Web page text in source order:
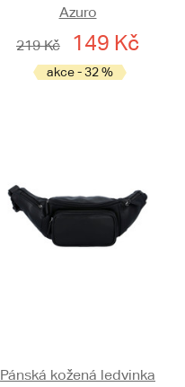
Azuro
219 Kč
149 Kč
akce - 32 %
Pánská kožená ledvinka